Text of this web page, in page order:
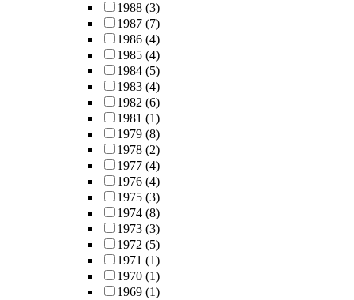
1988 (3)
1987 (7)
1986 (4)
1985 (4)
1984 (5)
1983 (4)
1982 (6)
1981 (1)
1979 (8)
1978 (2)
1977 (4)
1976 (4)
1975 (3)
1974 (8)
1973 (3)
1972 (5)
1971 (1)
1970 (1)
1969 (1)